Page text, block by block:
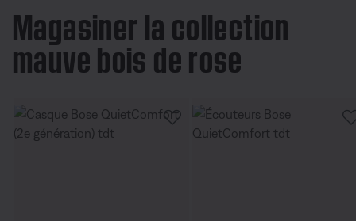
Magasiner la collection
mauve bois de rose